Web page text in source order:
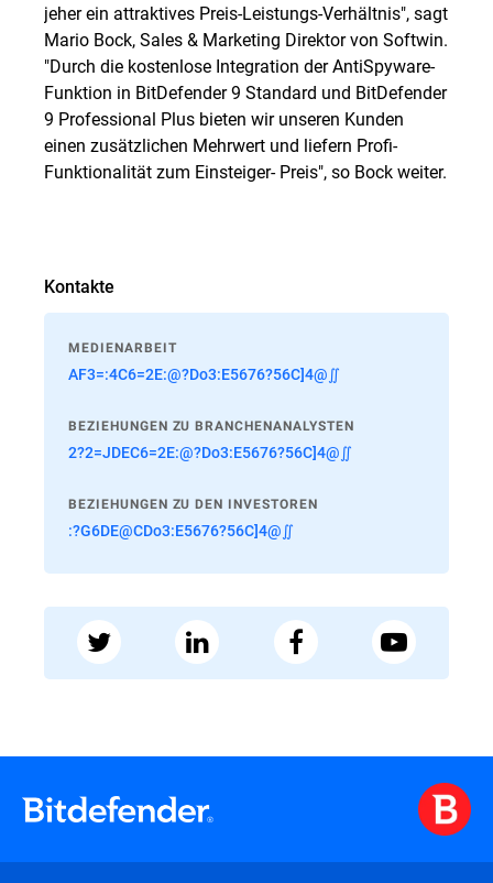
jeher ein attraktives Preis-Leistungs-Verhältnis", sagt
Mario Bock, Sales & Marketing Direktor von Softwin.
"Durch die kostenlose Integration der AntiSpyware-
Funktion in BitDefender 9 Standard und BitDefender
9 Professional Plus bieten wir unseren Kunden
einen zusätzlichen Mehrwert und liefern Profi-
Funktionalität zum Einsteiger- Preis", so Bock weiter.
Kontakte
MEDIENARBEIT
AF3=:4C6=2E:@?Do3:E5676?56C]4@∬
BEZIEHUNGEN ZU BRANCHENANALYSTEN
2?2=JDEC6=2E:@?Do3:E5676?56C]4@∬
BEZIEHUNGEN ZU DEN INVESTOREN
:?G6DE@CDo3:E5676?56C]4@∬